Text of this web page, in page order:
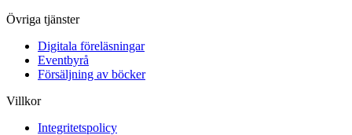
Övriga tjänster
Digitala föreläsningar
Eventbyrå
Försäljning av böcker
Villkor
Integritetspolicy